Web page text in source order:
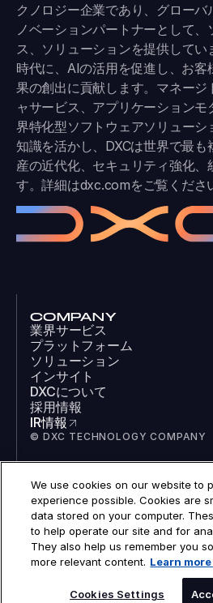
クノロジー企業であり、グローバ
ノベーションパートナーとして
ス、ソリューションを提供してい
時代に、AIの活用を促進し、お客
果の創出に貢献します。マネージ
ャサービス、アプリケーション
界特化型ソフトウェアソリューシ
知識を活かし、DXCは世界で最も
産の近代化、セキュリティ強化、
す。詳細はdxc.comをご覧くださ
COMPANY
業界サービス
プラットフォーム
ソリューション
インサイト
DXCについて
採用情報
IR情報
© DXC TECHNOLOGY COMPANY
SOCIAL
LinkedIn
Facebook
Instagram
YouTube
COOKIES
We use cookies on our website to
experience possible. Cookies are
data stored on your computer.
to help operate our site and for
They also help us remember you
more relevant content. Learn
Cookies Settings